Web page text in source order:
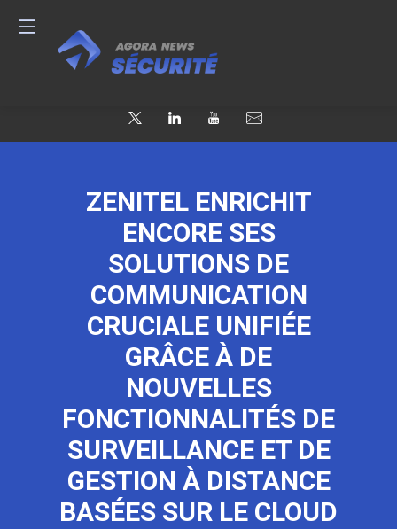
ZENITEL ENRICHIT
ENCORE SES
SOLUTIONS DE
COMMUNICATION
CRUCIALE UNIFIÉE
GRÂCE À DE
NOUVELLES
FONCTIONNALITÉS DE
SURVEILLANCE ET DE
GESTION À DISTANCE
BASÉES SUR LE CLOUD